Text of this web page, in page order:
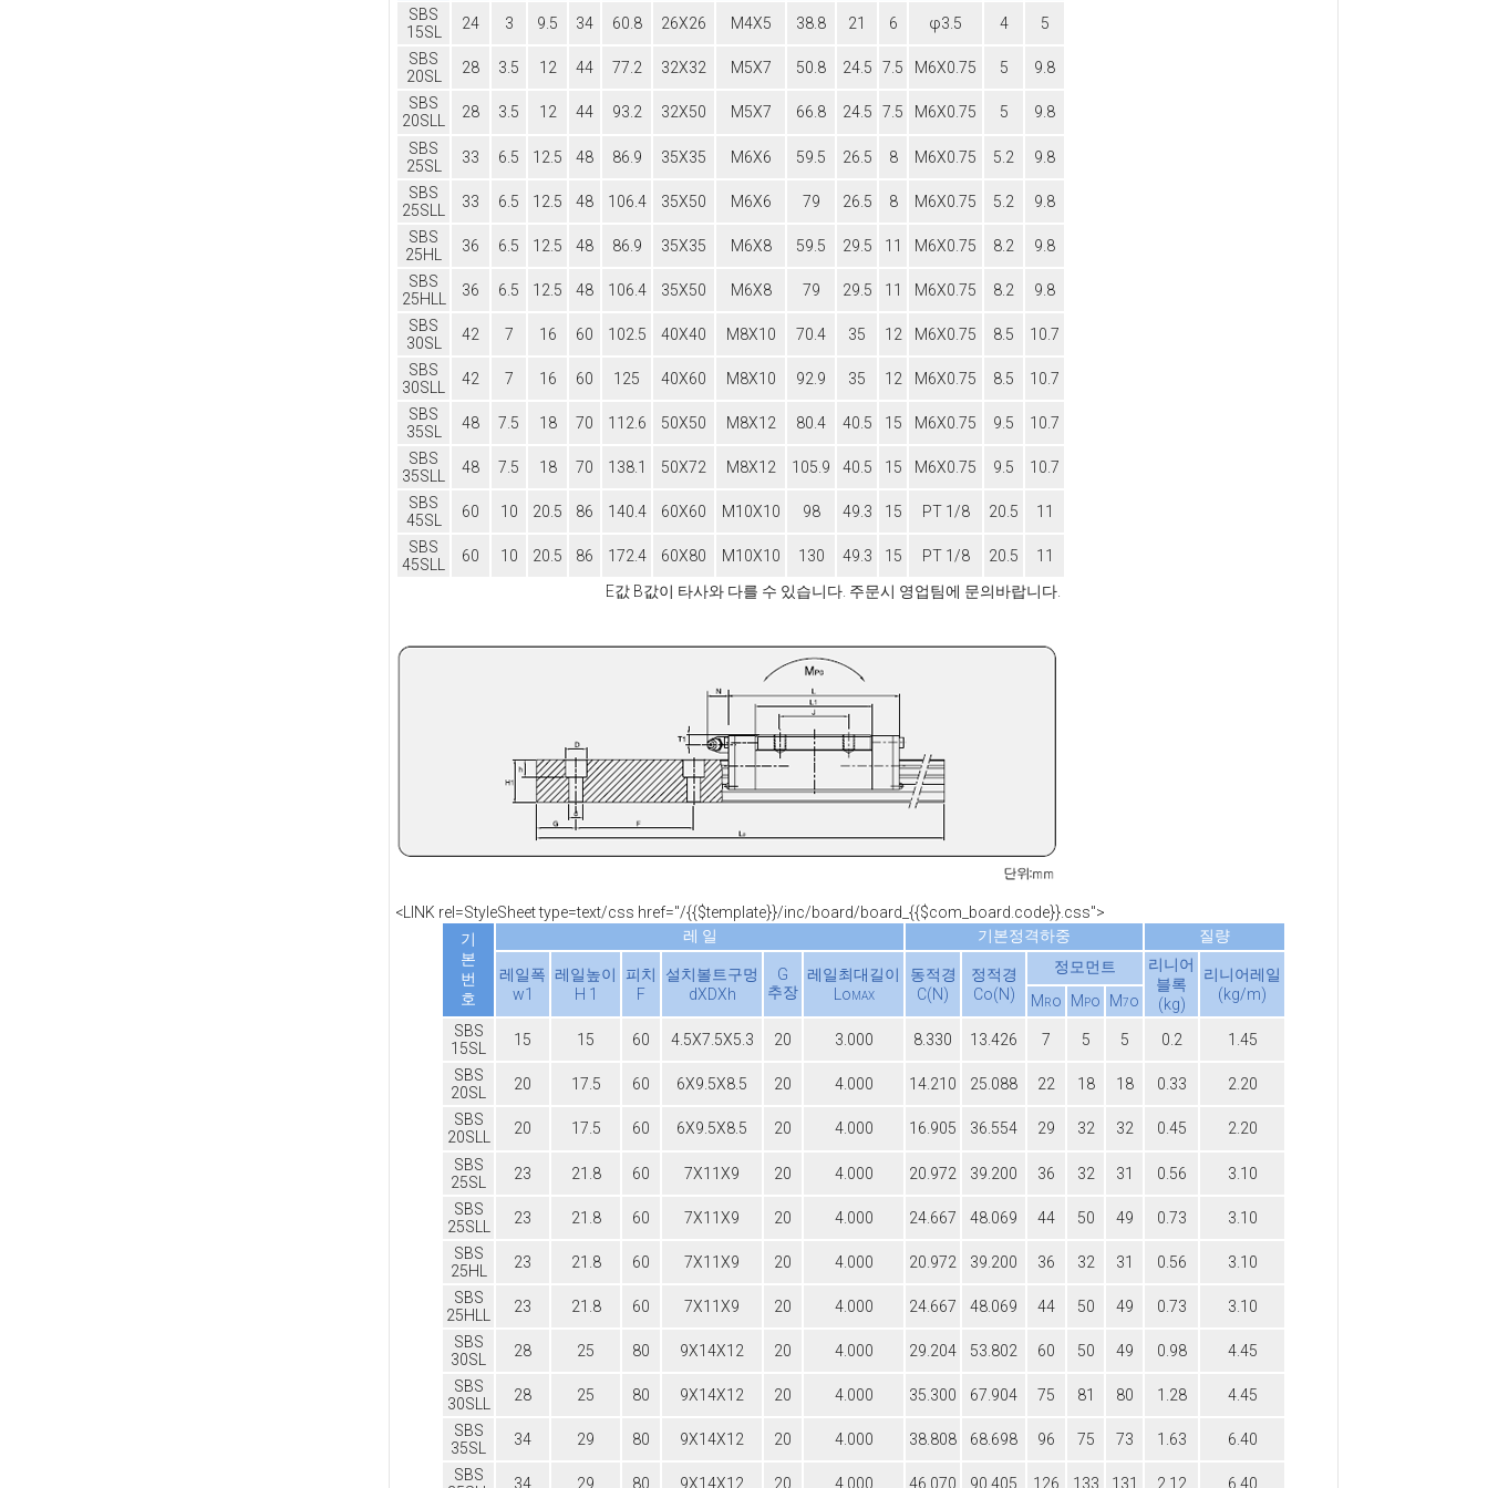
SBS
15SL
24 3 9.5 34 60.8 26X26 M4X5 38.8 21 6 φ3.5 4
5
SBS
20SL
28 3.5 12 44 77.2 32X32 M5X7 50.8 24.5 7.5 M6X0.75 5
9.8
SBS
20SLL
28 3.5 12 44 93.2 32X50 M5X7 66.8 24.5 7.5 M6X0.75 5 9.8
SBS
25SL
33 6.5 12.5 48 86.9 35X35 M6X6 59.5 26.5 8 M6X0.75 5.2
9.8
SBS
25SLL
33 6.5 12.5 48 106.4 35X50 M6X6 79 26.5 8 M6X0.75 5.2
9.8
SBS
25HL
36 6.5 12.5 48 86.9 35X35 M6X8 59.5 29.5 11 M6X0.75 8.2
9.8
SBS
25HLL
36 6.5 12.5 48 106.4 35X50 M6X8 79 29.5 11 M6X0.75 8.2
9.8
SBS
30SL
42 7 16 60 102.5 40X40 M8X10 70.4 35 12 M6X0.75 8.5
10.7
SBS
30SLL
42 7 16 60 125 40X60 M8X10 92.9 35 12 M6X0.75 8.5
10.7
SBS
35SL
48 7.5 18 70 112.6 50X50 M8X12 80.4 40.5 15 M6X0.75 9.5
10.7
SBS
35SL
48 7.5 18 70 138.1 50X72 M8X12 105.9 40.5 15 M6X0.75 9.5
10.7
SBS
45SL
60 10 20.5 86 140.4 60X60 M10X10 98 49.3 15 PT 1/8 20.5
11
SBS
45SLL
60 10 20.5 86 172.4 60X80 M10X10 130 49.3 15 PT 1/8 20.5
11
E값 B값이 타사와 다를 수 있습니다. 주문시 영업팀에 문의바랍니다.
<LINK rel=StyleSheet type=text/css href="/{{$template}}/inc/board/board_{{$com_board.code}}.css">
기
본
번
호
레 일 기본정격하중 질량
레일폭
w1
레일높이
H 1
피치
F
설치볼트구멍
dXDXh
G
추장
레일최대길이
LοMAX
동적경
C(N)
정적경
Cο(N)
정모먼트
리니어
블록
(kg)
리니어레일
(kg/m)
MRο MPο M7ο
SBS
15SL
15 15 60 4.5X7.5X5.3 20 3.000 8.330 13.426 7 5 5 0.2
1.45
SBS
20SL
20 17.5 60 6X9.5X8.5 20 4.000 14.210 25.088 22 18 18 0.33
2.20
SBS
20SLL
20 17.5 60 6X9.5X8.5 20 4.000 16.905 36.554 29 32 32 0.45 2.20
SBS
25SL
23 21.8 60 7X11X9 20 4.000 20.972 39.200 36 32 31 0.56
3.10
SBS
25SLL
23 21.8 60 7X11X9 20 4.000 24.667 48.069 44 50 49 0.73
3.10
SBS
25HL
23 21.8 60 7X11X9 20 4.000 20.972 39.200 36 32 31 0.56
3.10
SBS
25HLL
23 21.8 60 7X11X9 20 4.000 24.667 48.069 44 50 49 0.73
3.10
SBS
30SL
28 25 80 9X14X12 20 4.000 29.204 53.802 60 50 49 0.98
4.45
SBS
30SLL
28 25 80 9X14X12 20 4.000 35.300 67.904 75 81 80 1.28
4.45
SBS
35SL
34 29 80 9X14X12 20 4.000 38.808 68.698 96 75 73 1.63
6.40
SBS
34 29 80 9X14X12 20 4.000 46.070 90.405 126 133 131 2.12 6.40